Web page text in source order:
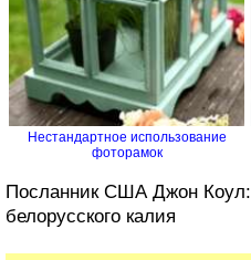
Нестандартное использование
фоторамок
Посланник США Джон
белорусского калия